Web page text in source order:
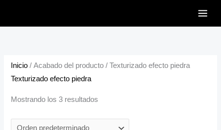
Inicio / Acabado del producto / Texturizado efecto piedra
Texturizado efecto piedra
Mostrando los 3 resultados